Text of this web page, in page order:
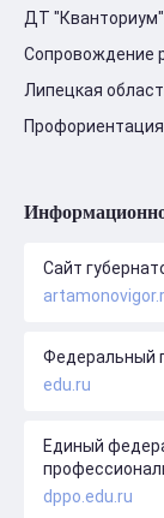
ДТ
Сопровождение
Липецкая
Профориентация
Сайт
Федеральный
edu.ru
Единый
dppo.edu.ru